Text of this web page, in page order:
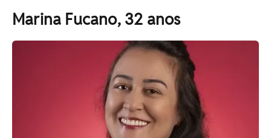
Marina Fucano, 32 anos